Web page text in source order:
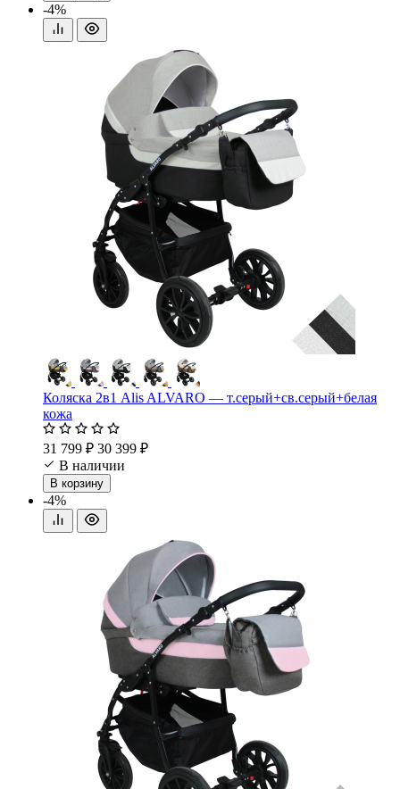
-4%
Коляска 2в1 Alis ALVARO — т.серый+св.серый+белая
кожа
31 799 ₽ 30 399 ₽
В наличии
В корзину
-4%